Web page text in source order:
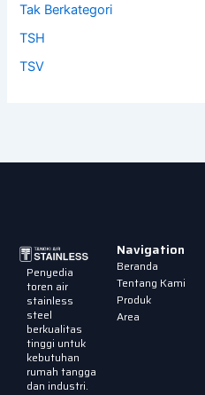
Tak Berkategori
TSH
TSV
Penyedia
toren air
stainless
steel
berkualitas
tinggi untuk
kebutuhan
rumah tangga
dan industri.
Navigation
Beranda
Tentang Kami
Produk
Area